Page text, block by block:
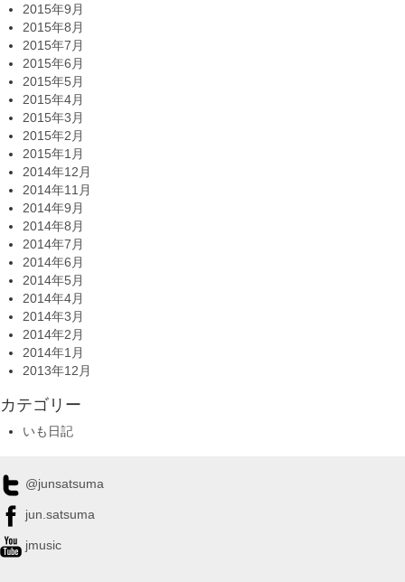
2015年9月
2015年8月
2015年7月
2015年6月
2015年5月
2015年4月
2015年3月
2015年2月
2015年1月
2014年12月
2014年11月
2014年9月
2014年8月
2014年7月
2014年6月
2014年5月
2014年4月
2014年3月
2014年2月
2014年1月
2013年12月
カテゴリー
いも日記
@junsatsuma
jun.satsuma
jmusic